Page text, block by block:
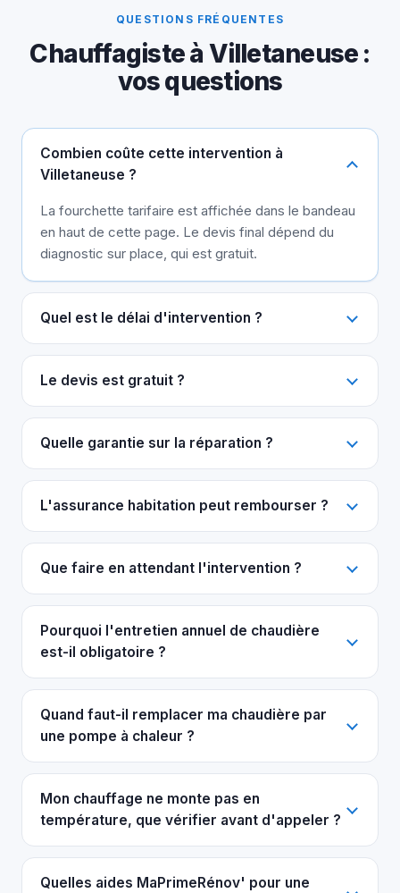
QUESTIONS FRÉQUENTES
Chauffagiste à Villetaneuse :
vos questions
Combien coûte cette intervention à
Villetaneuse ?
La fourchette tarifaire est affichée dans le bandeau
en haut de cette page. Le devis final dépend du
diagnostic sur place, qui est gratuit.
Quel est le délai d'intervention ?
Le devis est gratuit ?
Quelle garantie sur la réparation ?
L'assurance habitation peut rembourser ?
Que faire en attendant l'intervention ?
Pourquoi l'entretien annuel de chaudière
est-il obligatoire ?
Quand faut-il remplacer ma chaudière par
une pompe à chaleur ?
Mon chauffage ne monte pas en
température, que vérifier avant d'appeler ?
Quelles aides MaPrimeRénov' pour une